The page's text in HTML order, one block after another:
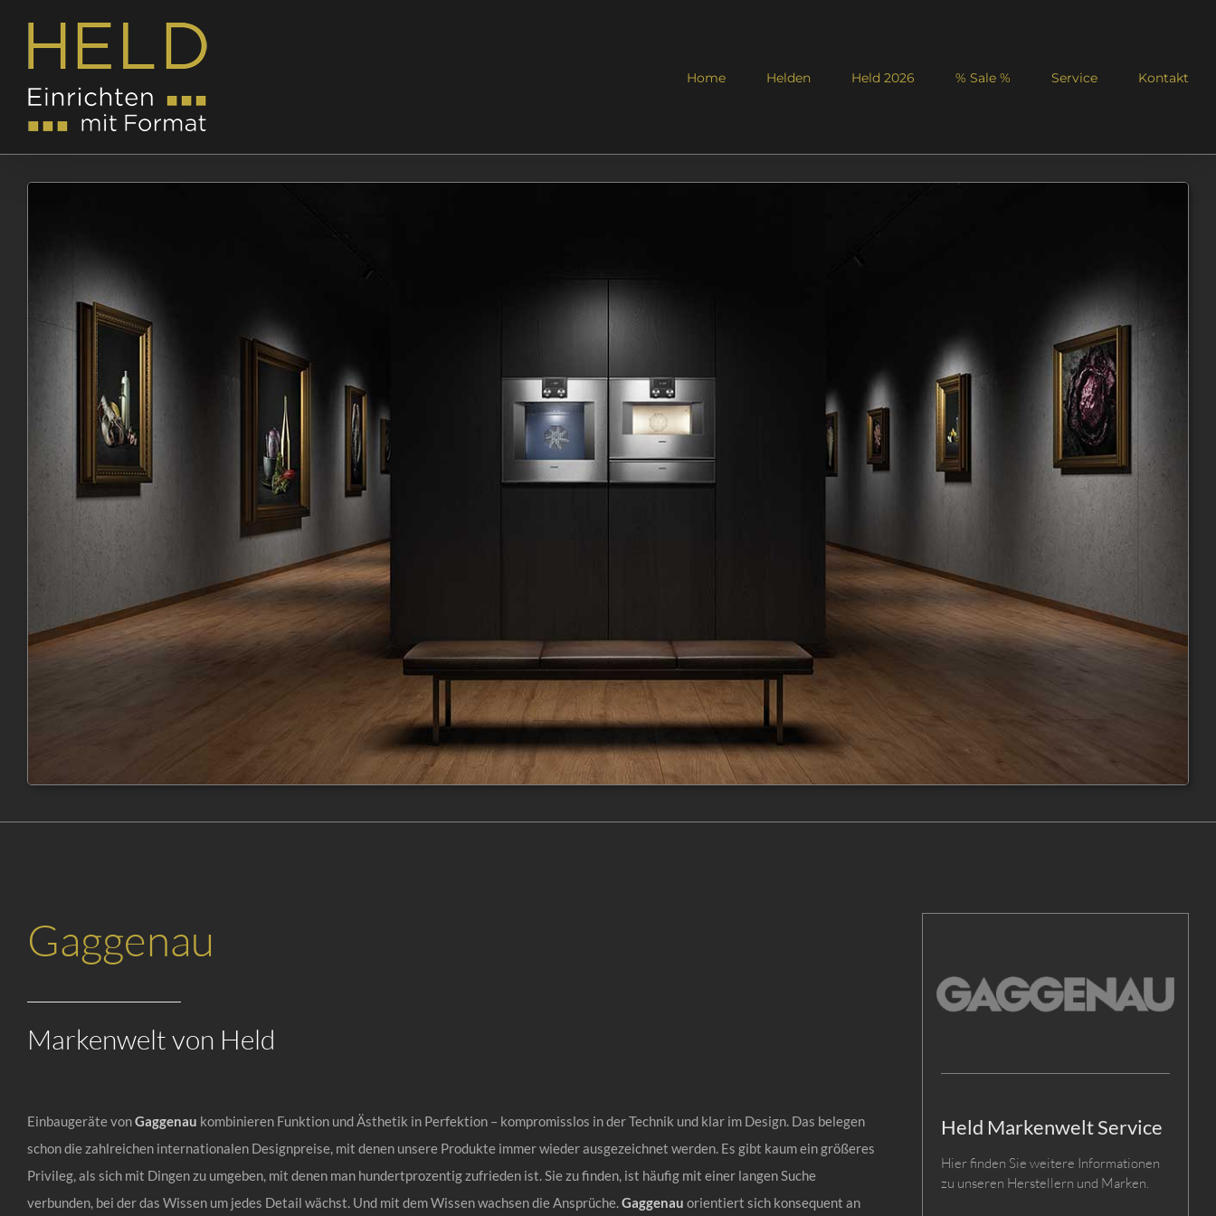
Inhalt
springen
Home Helden Held 2026 % Sale % Service Kontakt
Gaggenau
Markenwelt von Held
Einbaugeräte vonGaggenau kombinieren Funktion und Ästhetik in Perfektion – kompromisslos in der Technik und klar im Design. Das belegen
schon die zahlreichen internationalen Designpreise, mit denen unsere Produkte immer wieder ausgezeichnet werden. Es gibt kaum ein größeres
Privileg, als sich mit Dingen zu umgeben, mit denen man hundertprozentig zufrieden ist. Sie zu finden, ist häufig mit einer langen Suche
verbunden, bei der das Wissen um jedes Detail wächst. Und mit dem Wissen wachsen die Ansprüche.Gaggenau orientiert sich konsequent an
Held Markenwelt Service
Hier finden Sie weitere Informationen
zu unseren Herstellern und Marken.